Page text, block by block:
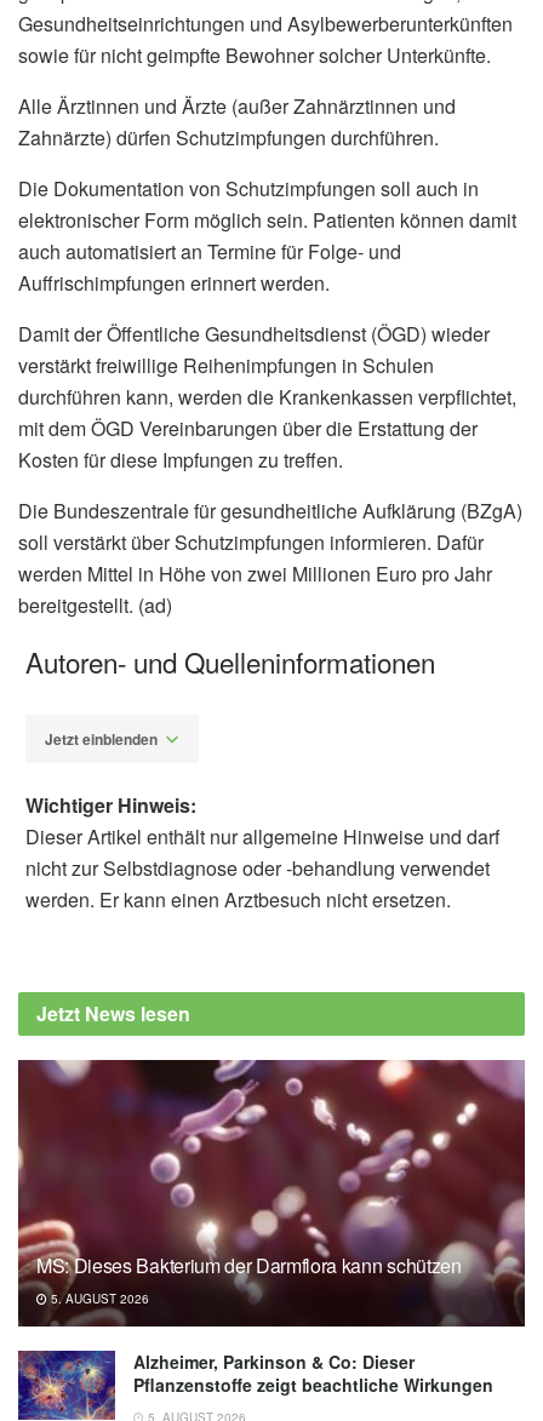
Gesundheitseinrichtungen und Asylbewerberunterkünften
sowie für nicht geimpfte Bewohner solcher Unterkünfte.
Alle Ärztinnen und Ärzte (außer Zahnärztinnen und
Zahnärzte) dürfen Schutzimpfungen durchführen.
Die Dokumentation von Schutzimpfungen soll auch in
elektronischer Form möglich sein. Patienten können damit
auch automatisiert an Termine für Folge- und
Auffrischimpfungen erinnert werden.
Damit der Öffentliche Gesundheitsdienst (ÖGD) wieder
verstärkt freiwillige Reihenimpfungen in Schulen
durchführen kann, werden die Krankenkassen verpflichtet,
mit dem ÖGD Vereinbarungen über die Erstattung der
Kosten für diese Impfungen zu treffen.
Die Bundeszentrale für gesundheitliche Aufklärung (BZgA)
soll verstärkt über Schutzimpfungen informieren. Dafür
werden Mittel in Höhe von zwei Millionen Euro pro Jahr
bereitgestellt. (ad)
Autoren- und Quelleninformationen
Jetzt einblenden
beschließt Entwurf des
Masernschutzgesetzes, (Abruf: 17.07.2019),
Bundesgesundheitsministerium: Entwurf
eines Gesetzes für den Schutz vor Masern
und zur Stärkung der Impfprävention
(Masernschutzgesetz), (Abruf: 17.07.2019),
Bundesgesundheitsministerium
Wichtiger Hinweis:
Dieser Artikel enthält nur allgemeine Hinweise und darf
nicht zur Selbstdiagnose oder -behandlung verwendet
werden. Er kann einen Arztbesuch nicht ersetzen.
Jetzt News lesen
MS: Dieses Bakterium der Darmflora kann schützen
5. AUGUST 2026
Alzheimer, Parkinson & Co: Dieser
Pflanzenstoffe zeigt beachtliche Wirkungen
5. AUGUST 2026